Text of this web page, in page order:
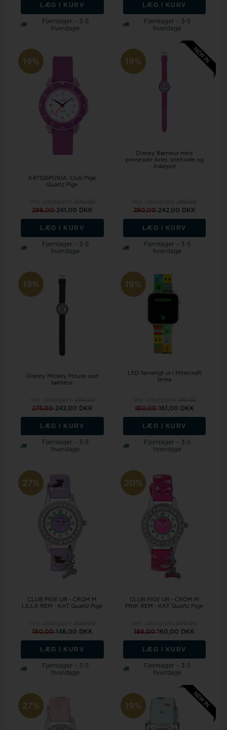
LÆG I KURV
Fjernlager - 3-5
hverdage
LÆG I KURV
Fjernlager - 3-5
hverdage
19%
A47126PU10A, Club Pige
Quartz Pige
298,00241,00 DKK
LÆG I KURV
Fjernlager - 3-5
hverdage
19%
Disney Børneur med
prinsesser Ariel, snehvide og
Askepot
280,00242,00 DKK
LÆG I KURV
Fjernlager - 3-5
hverdage
19%
Disney Mickey Mouse sort
børneur
275,00242,00 DKK
LÆG I KURV
Fjernlager - 3-5
hverdage
19%
LED farverigt ur i Minecraft
tema
180,00161,00 DKK
LÆG I KURV
Fjernlager - 3-5
hverdage
27%
CLUB PIGE UR - CROM M
LILLA REM - KAT Quartz Pige
180,00146,00 DKK
LÆG I KURV
Fjernlager - 3-5
hverdage
20%
CLUB PIGE UR - CROM M
PINK REM - KAT Quartz Pige
198,00160,00 DKK
LÆG I KURV
Fjernlager - 3-5
hverdage
27% 19%